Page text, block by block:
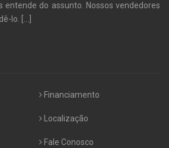
entende do assunto. Nossos vendedores
lo.
Financiamento
Localização
Fale Conosco